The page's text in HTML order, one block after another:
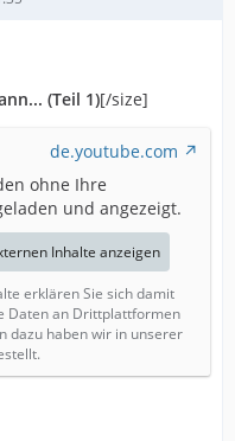
(Teil 1)[/size]
de.youtube.com
ohne Ihre
und angezeigt.
Inhalte anzeigen
erklären Sie sich damit
Daten an Drittplattformen
dazu haben wir in unserer